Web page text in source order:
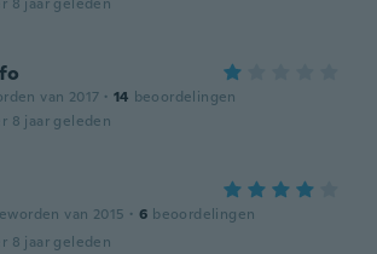
van 2017 · 14 beoordelingen
8 jaar geleden
van 2015 · 6 beoordelingen
8 jaar geleden